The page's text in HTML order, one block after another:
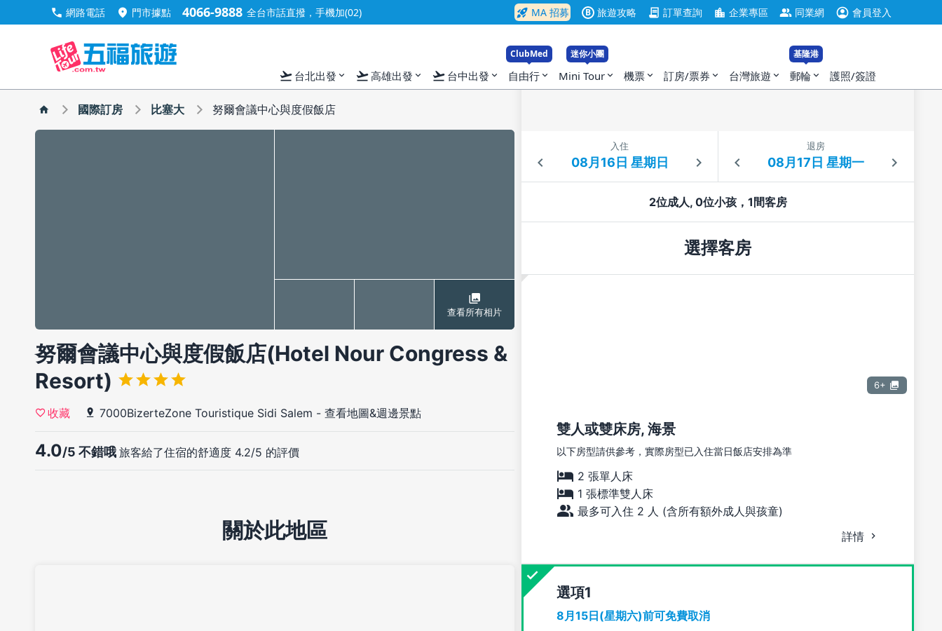
call 網路電話 location_on 門市據點 4066-9888 全台市話直撥，手機加(02) rocket_launch MA 招募 B 旅遊攻略 contract 訂單查詢 location_city 企業專區 group 同業網 account_circle 會員登入
flight_takeoff 台北出發 expand_more flight_takeoff高雄出發 expand_more flight_takeoff 台中出發 expand_more
ClubMed
自由行 expand_more
迷你小團
Mini Tour expand_more 機票 expand_more 訂房/票券 expand_more 台灣旅遊 expand_more
基隆港
郵輪 expand_more 護照/簽證
國際訂房 比塞大 努爾會議中心與度假飯店
查看所有相片
努爾會議中心與度假飯店(Hotel Nour Congress &
Resort)
收藏 7000BizerteZone Touristique Sidi Salem - 查看地圖&週邊景點
4.0/5 不錯哦 旅客給了住宿的舒適度 4.2/5 的評價
入住 退房
2位成人, 0位小孩，1間客房
選擇客房
6+
雙人或雙床房, 海景
以下房型請供參考，實際房型已入住當日飯店安排為準
2 張單人床
1 張標準雙人床
最多可入住 2 人 (含所有額外成人與孩童)
詳情
選項
8月15日(星期六)前可免費取消
關於此地區